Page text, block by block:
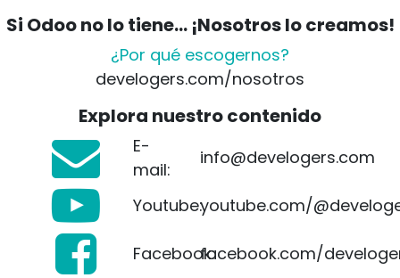
Si Odoo no lo tiene... ¡Nosotros lo creamos!
¿Por qué escogernos?
develogers.com/nosotros
Explora nuestro contenido
E-
mail:
info@develogers.com
Youtube:youtube.com/
Facebook:facebook.com/